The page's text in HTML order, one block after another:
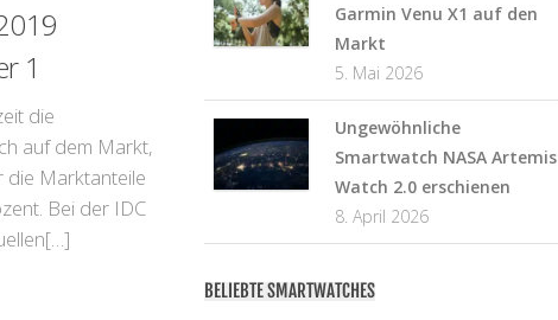
1
die
auf dem Markt,
die Marktanteile
Bei der IDC
Garmin Venu X1 auf den
Markt
5. Mai 2026
Ungewöhnliche
Smartwatch NASA Artemis
Watch 2.0 erschienen
8. April 2026
BELIEBTE SMARTWATCHES